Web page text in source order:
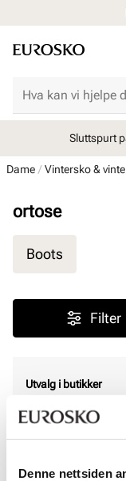
Denne nettsiden
Sluttspurt
Dame Vintersko &
ortose
Boots
Filter
Utvalg i butikker
Viser0av0